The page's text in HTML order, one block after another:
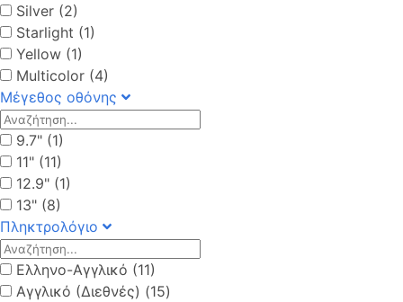
Silver (2)
Starlight (1)
Yellow (1)
Multicolor (4)
Μέγεθος οθόνης
9.7" (1)
11" (11)
12.9" (1)
13" (8)
Πληκτρολόγιο
Ελληνο-Αγγλικό (11)
Αγγλικό (Διεθνές) (15)